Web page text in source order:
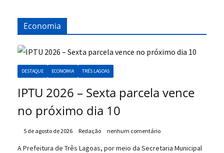
Economia
DESTAQUE ECONOMIA TRÊS LAGOAS
IPTU 2026 – Sexta parcela vence
no próximo dia 10
5 de agosto de 2026 Redação nenhum comentário
A Prefeitura de Três Lagoas, por meio da Secretaria Municipal